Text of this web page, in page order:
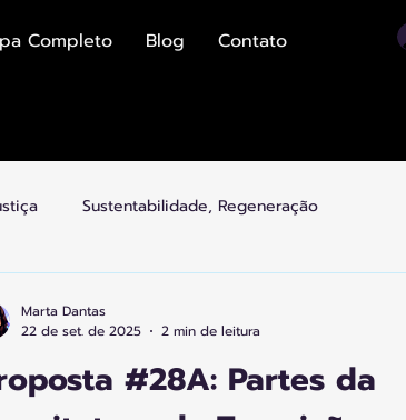
Completo Blog Contato
Sustentabilidade, Regeneração
#28A: Partes da
Marta Dantas
22 de set. de 2025
2 min de leitura